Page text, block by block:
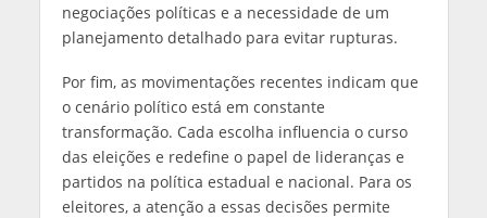
negociações políticas e a necessidade de um
planejamento detalhado para evitar rupturas.
Por fim, as movimentações recentes indicam que
o cenário político está em constante
transformação. Cada escolha influencia o curso
das eleições e redefine o papel de lideranças e
partidos na política estadual e nacional. Para os
eleitores, a atenção a essas decisões permite